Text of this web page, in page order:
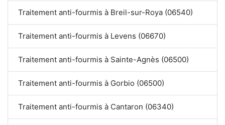
Traitement anti-fourmis à Breil-sur-Roya (06540)
Traitement anti-fourmis à Levens (06670)
Traitement anti-fourmis à Sainte-Agnès (06500)
Traitement anti-fourmis à Gorbio (06500)
Traitement anti-fourmis à Cantaron (06340)